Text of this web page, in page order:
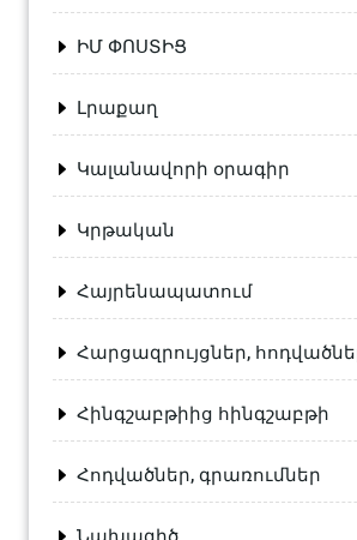
ԻՄ ՓՈՍՏԻՑ
Լրաքաղ
Կալանավորի օրագիր
Կրթական
Հայրենապատում
Հարցազրույցներ,
Հինգշաբթիից հինգշաբթի
Հոդվածներ, գրառումներ